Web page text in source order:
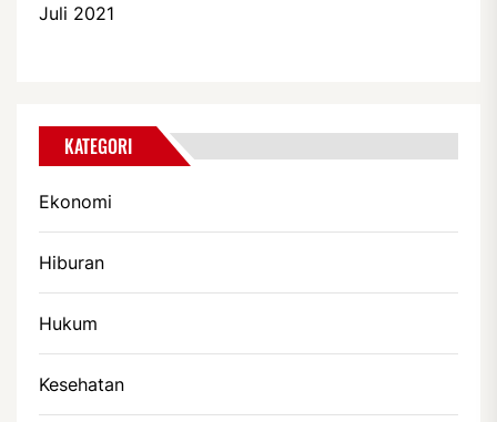
Juli 2021
KATEGORI
Ekonomi
Hiburan
Hukum
Kesehatan